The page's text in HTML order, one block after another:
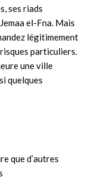
ses riads
el-Fna. Mais
légitimement
particuliers.
une ville
quelques
que d’autres